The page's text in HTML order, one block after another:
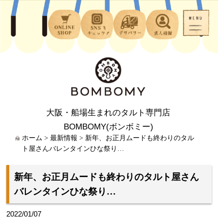
大阪・船場生まれのタルト専門店
BOMBOMY(ボンボミー)
ホーム > 最新情報 > 新年、お正月ムードも終わりのタル
ト屋さんバレンタインひな祭り…
新年、お正月ムードも終わりのタルト屋さん
バレンタインひな祭り…
2022/01/07